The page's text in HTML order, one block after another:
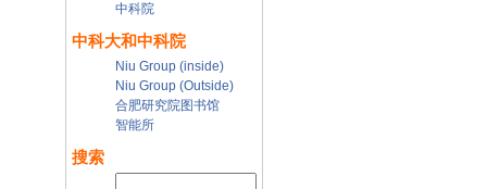
中科院
中科大和中科院
Niu Group (inside)
Niu Group (Outside)
合肥研究院图书馆
智能所
搜索